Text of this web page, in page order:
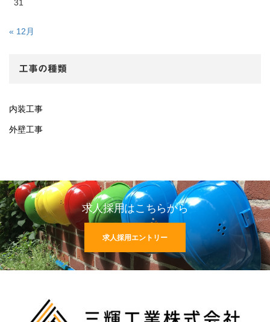
31
« 12月
工事の種類
内装工事
外壁工事
求人採用はこちらから
求人採用エントリー